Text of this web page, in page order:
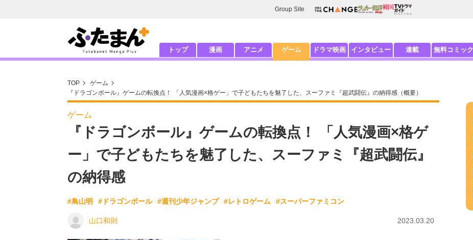
Group Site
トップ 漫画 アニメ ゲーム ドラマ映画 インタビュー 連載 無料コミック
TOP
ゲーム
『ドラゴンボール』ゲームの転換点！ 「人気漫画×格ゲー」で子どもたちを魅了した、スーファミ『超武闘伝』の納得感（概要）
ゲーム
『ドラゴンボール』ゲームの転換点！ 「人気漫画×格ゲ
ー」で子どもたちを魅了した、スーファミ『超武闘伝』
の納得感
#鳥山明 #ドラゴンボール #週刊少年ジャンプ #レトロゲーム #スーパーファミコン
山口和則 2023.03.20